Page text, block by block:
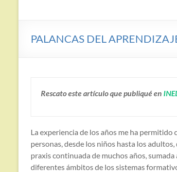
PALANCAS DEL
Rescato este artículo que publiqué en
La experiencia de los años me ha permitido
personas, desde los niños hasta los adultos,
praxis continuada de muchos años,
diferentes ámbitos de los sistemas